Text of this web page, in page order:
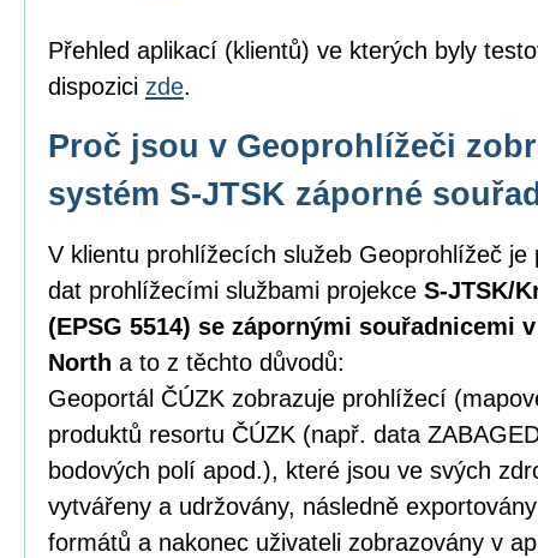
Přehled aplikací (klientů) ve kterých byly
dispozici zde.
Proč jsou v Geoprohlížeči
systém S-JTSK záporné
V klientu prohlížecích služeb Geoprohlížeč je
dat prohlížecími službami projekce S-JTSK/
(EPSG 5514) se zápornými souřadnicemi
North a to z těchto důvodů:
Geoportál ČÚZK zobrazuje prohlížecí
produktů resortu ČÚZK (např. data
bodových polí apod.), které jsou ve svých
vytvářeny a udržovány, následně
formátů a nakonec uživateli zobrazovány v